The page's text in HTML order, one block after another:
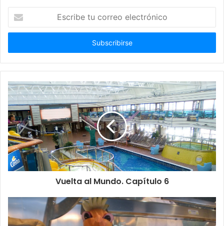
correo
Vuelta al Mundo. Capítulo 6